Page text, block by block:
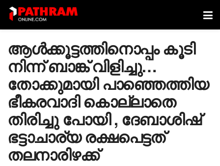
ആൾക്കൂട്ടത്തിനൊപ്പം കൂടി
നിന്ന് ബാങ്ക് വിളിച്ചു…
തോക്കുമായി പാഞ്ഞെത്തിയ
ഭീകരവാദി കൊല്ലാതെ
തിരിച്ചു പോയി , ദേബാശിഷ്
ഭട്ടാചാര്യ രക്ഷപെട്ടത്
തലനാരിഴക്ക്